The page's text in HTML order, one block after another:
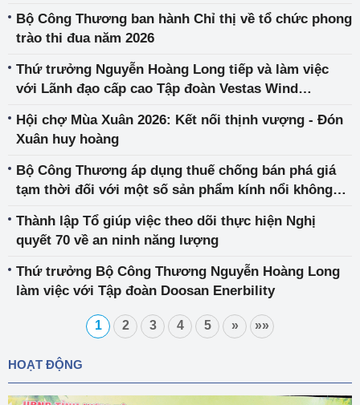
Bộ Công Thương ban hành Chỉ thị về tổ chức phong
trào thi đua năm 2026
Thứ trưởng Nguyễn Hoàng Long tiếp và làm việc
với Lãnh đạo cấp cao Tập đoàn Vestas Wind
Hội chợ Mùa Xuân 2026: Kết nối thịnh vượng - Đón
Xuân huy hoàng
Bộ Công Thương áp dụng thuế chống bán phá giá
tạm thời đối với một số sản phẩm kính nổi không
xi-a
Thành lập Tổ giúp việc theo dõi thực hiện Nghị
quyết 70 về an ninh năng lượng
Thứ trưởng Bộ Công Thương Nguyễn Hoàng Long
làm việc với Tập đoàn Doosan Enerbility
1 2 3 4 5 » »»
HOẠT ĐỘNG